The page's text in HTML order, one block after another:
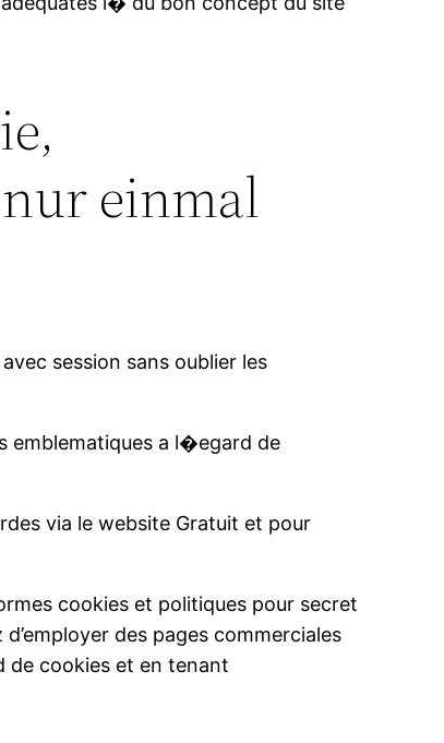
einmal
session sans oublier les
emblematiques a l�egard de
via le website Gratuit et pour
cookies et politiques pour secret
des pages commerciales
de cookies et en tenant